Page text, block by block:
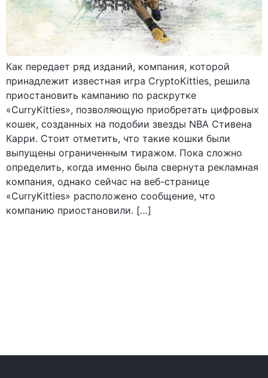
Как передает ряд изданий, компания, которой
принадлежит известная игра CryptoKitties, решила
приостановить кампанию по раскрутке
«CurryKitties», позволяющую приобретать цифровых
кошек, созданных на подобии звезды NBA Стивена
Карри. Стоит отметить, что такие кошки были
выпущены ограниченным тиражом. Пока сложно
определить, когда именно была свернута рекламная
компания, однако сейчас на веб-странице
«CurryKitties» расположено сообщение, что
компанию приостановили. […]